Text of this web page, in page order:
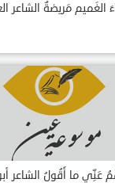
مَريضةٌ الشاعر
ما أَقُولُ الشاعر